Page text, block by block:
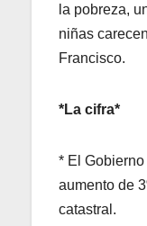
la pobreza,
niñas
Francisco.
*La cifra*
* El
aumento de
catastral.